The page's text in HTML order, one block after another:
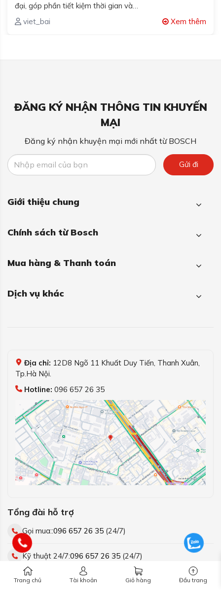
đại, góp phần tiết kiệm thời gian và…
viet_bai
Xem thêm
ĐĂNG KÝ NHẬN THÔNG TIN KHUYẾN
MẠI
Đăng ký nhận khuyện mại mới nhất từ BOSCH
Gửi đi
Giới thiệu chung
Chính sách từ Bosch
Mua hàng & Thanh toán
Dịch vụ khác
Địa chỉ: 12D8 Ngõ 11 Khuất Duy Tiến, Thanh Xuân,
Tp.Hà Nội.
Hotline: 096 657 26 35
Tổng đài hỗ trợ
Gọi mua::096 657 26 35 (24/7)
Kỹ thuật 24/7:096 657 26 35 (24/7)
Kết nối với chúng tôi
Trang chủ Tài khoản Giỏ hàng Đầu trang